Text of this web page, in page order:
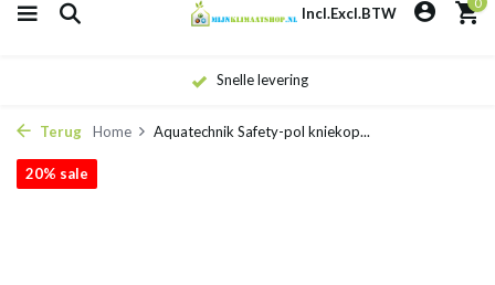
Incl.Excl.BTW
Snelle levering
Terug Home Aquatechnik Safety-pol kniekop...
20% sale